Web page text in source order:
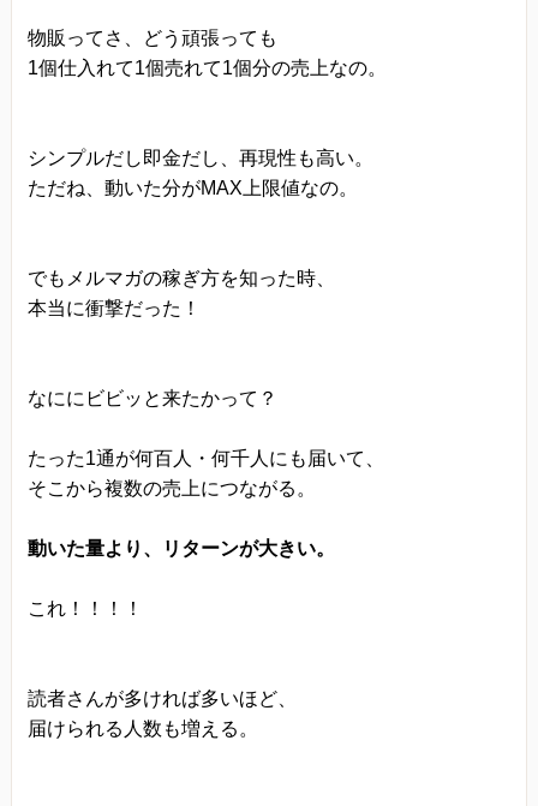
物販ってさ、どう頑張っても
1個仕入れて1個売れて1個分の売上なの。
シンプルだし即金だし、再現性も高い。
ただね、動いた分がMAX上限値なの。
でもメルマガの稼ぎ方を知った時、
本当に衝撃だった！
なににビビッと来たかって？
たった1通が何百人・何千人にも届いて、
そこから複数の売上につながる。
動いた量より、リターンが大きい。
これ！！！！
読者さんが多ければ多いほど、
届けられる人数も増える。